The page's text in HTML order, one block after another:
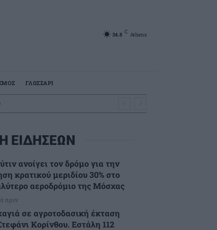
34.8 C Athens
ΓΛΩΣΣΑΡΙ
ΕΙΔΗΣΕΩΝ
ανοίγει τον δρόμο για την
κρατικού μεριδίου 30% στο
αεροδρόμιο της Μόσχας
πριν
σε αγροτοδασική έκταση
Κορίνθου. Εστάλη 112